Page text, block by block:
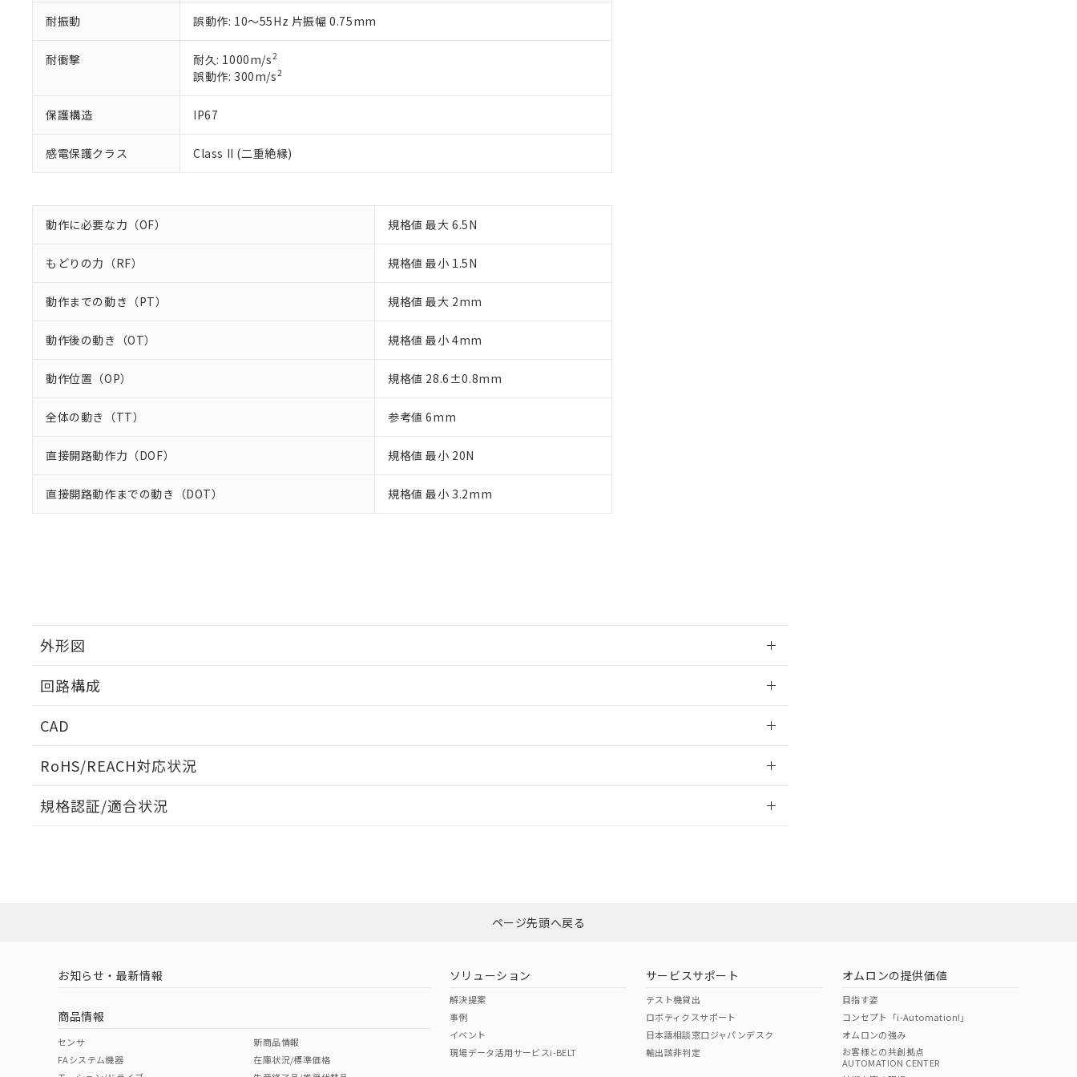
耐振動 誤動作: 10～55Hz 片振幅 0.75mm
耐衝撃 耐久: 1000m/s2
誤動作: 300m/s2
保護構造 IP67
感電保護クラス Class II (二重絶縁)
動作に必要な力（OF） 規格値 最大 6.5N
もどりの力（RF） 規格値 最小 1.5N
動作までの動き（PT） 規格値 最大 2mm
動作後の動き（OT） 規格値 最小 4mm
動作位置（OP） 規格値 28.6±0.8mm
全体の動き（TT） 参考値 6mm
直接開路動作力（DOF） 規格値 最小 20N
直接開路動作までの動き（DOT） 規格値 最小 3.2mm
外形図
取りつけ穴加工図
回路構成
CAD
RoHS/REACH対応状況
EU RoHS 注意事項・凡例
ダウンロードはこちら
中国 RoHS 注意事項・凡例
中国 RoHS表
規格認証/適合状況
（イギリス
（ノルウェー
（日本
（アメリカ
オムロン制御機器販売店や当社販売拠点は「
在庫状況および標準価格結果を当社の事前の承諾なく第三者に漏洩または開示しないようお願いしま
ている必要があります。
※当社の共同利用者とは、
いる法人を指します。
※2 対応予定月
部品在庫の切り替え状況などにより、予定月が前後することがあります。
下記の非含有証明書をダウンロードすることができます。
また、RoHS指令のフタル酸エステル類４物質の対応では、対応完了までの期間は出荷製品に未対応品が
混在することから備考欄に対応日を記載しておりました。
既に当社にて対応品への在庫切替を完了していることから、特段のことがない限り、2022年1月12日よ
※2 環境保護使用期限
「ｅ」：有害物質（10物質）のすべてが基準値以下であることを示します。
「10」：通常の使用状況下において有害物質が外部に漏えいし、環境に深刻な影響を及ぼさない年数を意
味します。
また当社は、販売先および販売に係わる関係者が違法に輸出するおそれがある場合は、取り引きをい
たしません。
－
ページ先頭へ戻る
お知らせ・最新情報
商品情報
センサ
FAシステム機器
新商品情報
在庫状況/標準価格
ソリューション
解決提案
事例
イベント
現場データ活用サービスi-BELT
サービスサポート
テスト機貸出
ロボティクスサポート
日本語相談窓口ジャパンデスク
輸出該非判定
オムロンの提供価値
目指す姿
コンセプト「i-Automation!」
オムロンの強み
お客様との共創拠点
AUTOMATION CENTER